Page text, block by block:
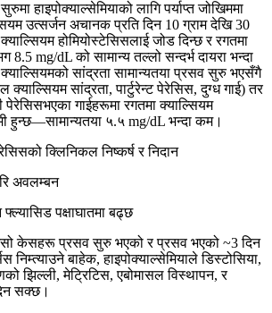
हाइपोक्याल्सेमियाको लागि पर्याप्त जोखिममा
उत्सर्जन अचानक प्रति दिन 10 ग्राम देखि 30
होमियोस्टेसिसलाई जोड दिन्छ र रगतमा
8.5 mg/dL को सामान्य तल्लो सन्दर्भ दायरा भन्दा
सांद्रता सामान्यतया प्रसव सुरु भएसँगै
क्याल्सियम सांद्रता, पार्टुरेन्ट पेरेसिस, दुग्ध गाई) तर
गाईहरूमा रगतमा क्याल्सियम
हुन्छ—सामान्यतया ५.५ mg/dL भन्दा कम।
क्लिनिकल निष्कर्ष र निदान
अवलम्बन
पक्षाघातमा बढ्छ
केसहरू प्रसव सुरु भएको र प्रसव भएको ~3 दिन
निम्त्याउने बाहेक, हाइपोक्याल्सेमियाले डिस्टोसिया,
झिल्ली, मेट्रिटिस, एबोमासल विस्थापन, र
सक्छ।